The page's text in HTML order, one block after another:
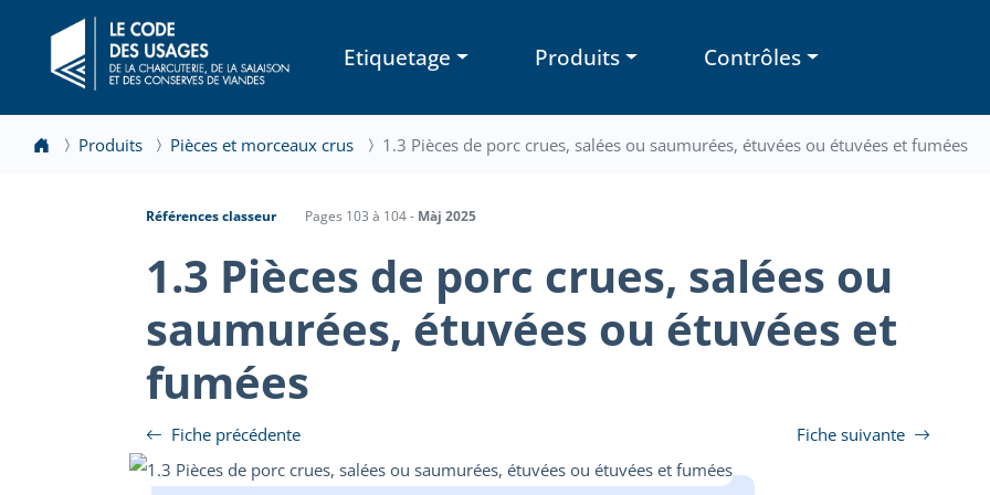
Etiquetage Produits Contrôles
Produits Pièces et morceaux crus 1.3 Pièces de porc crues, salées ou saumurées, étuvées ou étuvées et fumées
Références classeur Pages 103 à 104 - Màj 2025
1.3 Pièces de porc crues, salées ou
saumurées, étuvées ou étuvées et
fumées
Fiche précédente Fiche suivante